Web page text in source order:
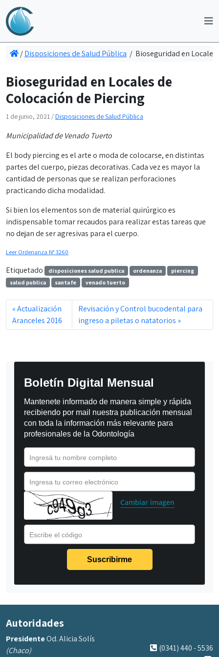
/Disposiciones de Salud Pública / Bioseguridad en
Bioseguridad en Locales de
Colocación de Piercing
1 de junio, 2021 /Disposiciones de Salud Pública
Municipalidad de Venado Tuerto
El body piercing es el arte o moda de colocarse, en distintas
partes del cuerpo, piezas decorativas. Cada vez es mayor la
cantidad de personas que se realizan perforaciones
practicando dicha modalidad.
Si bien los elementos son de material quirúrgico es
indispensable tomar recaudos para realizar estas tareas que
no dejan de ser agresivas para el cuerpo.
Leer Ordenanza N° 3260
Etiquetado disposiciones salud publica ordenanza
piercing
salud publica
santa fe venado tuerto
Actualización
Aranceles 2016
Revisación y Control bucodental para
ingreso a piletas o natatorios
Boletín Digital Mensual
Mantenete informado de manera simple y rápida
recibiendo por mail nuestra publicación mensual
con toda la información más relevante para
profesionales de la Odontología
Ingresá tu nombre completo
Ingresa tu correo electrónico
Cambiar imagen
Escribe el código
Autoridades
PresidenteOd. Alicia Solís
(Chaco)
(0341) 440 - 5536